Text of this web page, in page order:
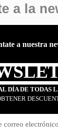
a la
a nuestra
DÍA DE TODAS